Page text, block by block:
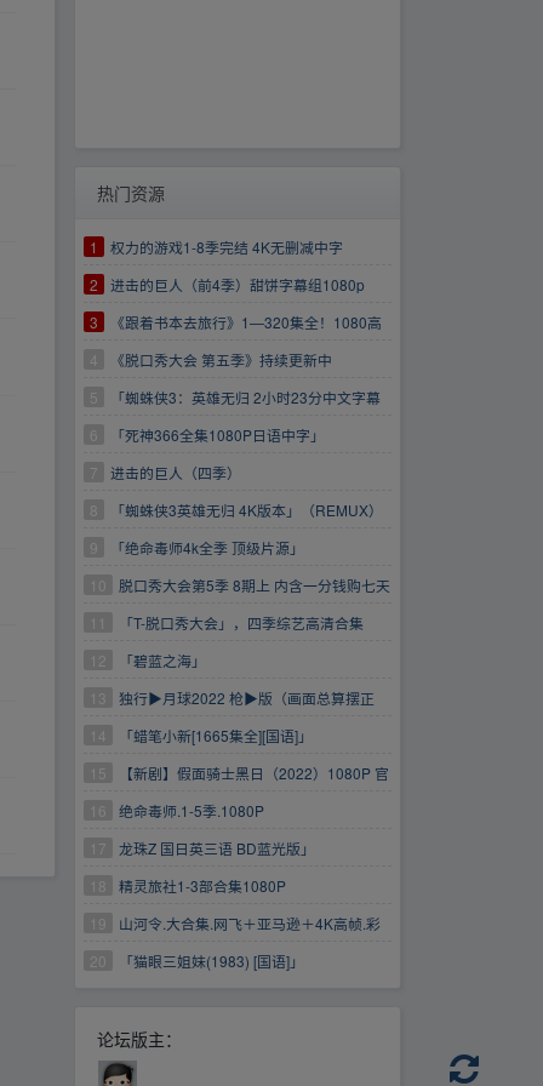
热门资源
1
权力的游戏1-8季完结 4K无删减中字
2
进击的巨人（前4季）甜饼字幕组1080p
3
《跟着书本去旅行》1—320集全！1080高
清画质！
4
《脱口秀大会 第五季》持续更新中
https://www.aliyundrive.com/s/EzCfXDfTXB7
5
「蜘蛛侠3：英雄无归 2小时23分中文字幕
版 18.5G」
6
「死神366全集1080P日语中字」
7
进击的巨人（四季）
8
「蜘蛛侠3英雄无归 4K版本」（REMUX）
9
「绝命毒师4k全季 顶级片源」
10
脱口秀大会第5季 8期上 内含一分钱购七天
云盘会员(限时速领）
https://www.aliyundrive.com/s/xi5mvfa2cmV 一
分钱购买七天阿里云盘普...会员(限时速领）
11
「T-脱口秀大会」，四季综艺高清合集
12
「碧蓝之海」
13
独行▶月球2022 枪▶版（画面总算摆正
了）
14
「蜡笔小新[1665集全][国语]」
15
【新剧】假面骑士黑日（2022）1080P 官
方中字 全10集
16
绝命毒师.1-5季.1080P
17
龙珠Z 国日英三语 BD蓝光版」
18
精灵旅社1-3部合集1080P
19
山河令.大合集.网飞＋亚马逊＋4K高帧.彩
蛋.演唱会.花絮.番外.预告.片花.油管特别三集.剧
20 「猫眼三姐妹(1983) [国语]」
论坛版主：